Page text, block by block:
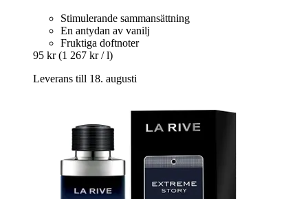
Stimulerande sammansättning
En antydan av vanilj
Fruktiga doftnoter
95 kr (1 267 kr / l)
Leverans till 18. augusti